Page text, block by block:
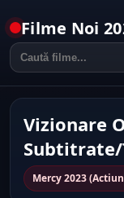
Filme Noi
Vizionare
Subtitrate/
Mercy 2023